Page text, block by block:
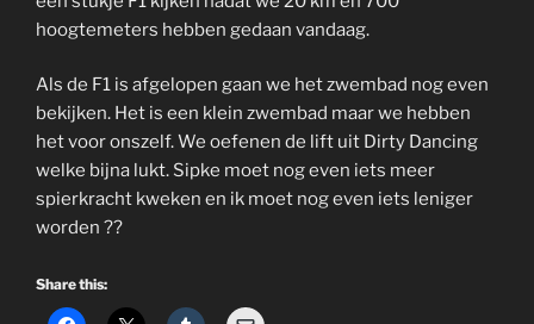
hoogtemeters hebben gedaan vandaag.
Als de F1 is afgelopen gaan we het zwembad nog even
bekijken. Het is een klein zwembad maar we hebben
het voor onszelf. We oefenen de lift uit Dirty Dancing
welke bijna lukt. Sipke moet nog even iets meer
spierkracht kweken en ik moet nog even iets leniger
worden ??
Share this: